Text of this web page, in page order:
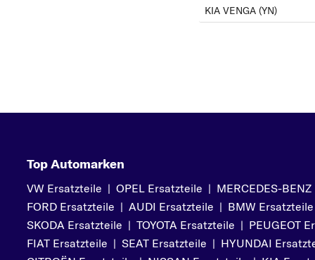
KIA VENGA (YN)
Top Automarken
VW Ersatzteile | OPEL Ersatzteile | MERCEDES-
FORD Ersatzteile | AUDI Ersatzteile | BMW Ersatzteile
SKODA Ersatzteile | TOYOTA Ersatzteile | PEUGEOT
FIAT Ersatzteile | SEAT Ersatzteile | HYUNDAI